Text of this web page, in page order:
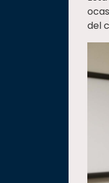
del